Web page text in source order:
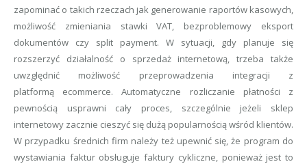
zapominać o takich rzeczach jak generowanie raportów kasowych,
możliwość zmieniania stawki VAT, bezproblemowy eksport
dokumentów czy split payment. W sytuacji, gdy planuje się
rozszerzyć działalność o sprzedaż internetową, trzeba także
uwzględnić możliwość przeprowadzenia integracji z
platformą ecommerce. Automatyczne rozliczanie płatności z
pewnością usprawni cały proces, szczególnie jeżeli sklep
internetowy zacznie cieszyć się dużą popularnością wśród klientów.
W przypadku średnich firm należy też upewnić się, że program do
wystawiania faktur obsługuje faktury cykliczne, ponieważ jest to